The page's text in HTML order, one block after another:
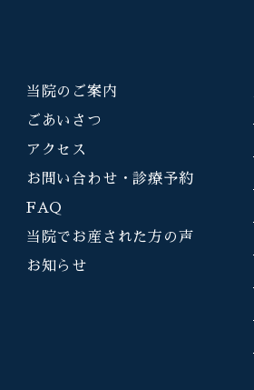
当院のご案内
ごあいさつ
アクセス
お問い合わせ・診療予約
FAQ
当院でお産された方の声
お知らせ